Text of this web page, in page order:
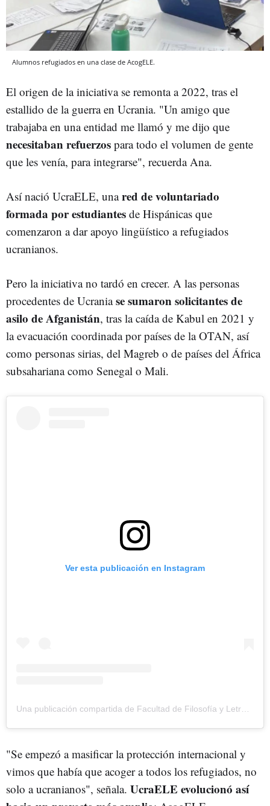
Alumnos refugiados en una clase de AcogELE.
El origen de la iniciativa se remonta a 2022, tras el
estallido de la guerra en Ucrania. "Un amigo que
trabajaba en una entidad me llamó y me dijo que
necesitaban refuerzos para todo el volumen de gente
que les venía, para integrarse", recuerda Ana.
Así nació UcraELE, unared de voluntariado
formada por estudiantes de Hispánicas que
comenzaron a dar apoyo lingüístico a refugiados
ucranianos.
Pero la iniciativa no tardó en crecer. A las personas
procedentes de Ucraniase sumaron solicitantes de
asilo de Afganistán, tras la caída de Kabul en 2021 y
la evacuación coordinada por países de la OTAN, así
como personas sirias, del Magreb o de países del África
subsahariana como Senegal o Mali.
Ver esta publicación en Instagram
Una publicación compartida de Facultad de Filosofía y Letras (@fyl_unizar)
"Se empezó a masificar la protección internacional y
vimos que había que acoger a todos los refugiados, no
solo a ucranianos", señala. UcraELE evolucionó así